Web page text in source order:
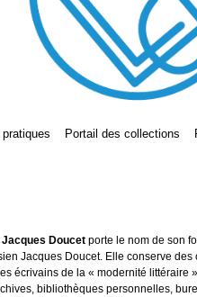
pratiques Portail des collections
Doucet porte le nom de son
Jacques Doucet. Elle conserve des
écrivains de la « modernité littéraire
bibliothèques personnelles,